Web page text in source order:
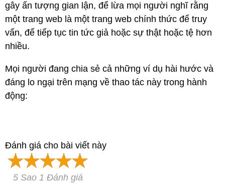
gây ấn tượng gian lận, để lừa mọi người nghĩ rằng
một trang web là một trang web chính thức để truy
vấn, để tiếp tục tin tức giả hoặc sự thật hoặc tệ hơn
nhiều.
Mọi người đang chia sẻ cả những ví dụ hài hước và
đáng lo ngại trên mạng về thao tác này trong hành
động:
Đánh giá cho bài viết này
5 Sao 1 Đánh giá